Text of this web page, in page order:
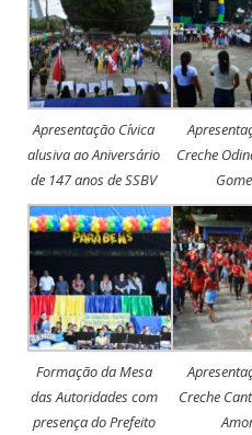
Apresentação Cívica
alusiva ao Aniversário
de 147 anos de SSBV
Creche
Formação da Mesa
das Autoridades com
presença do Prefeito
Creche